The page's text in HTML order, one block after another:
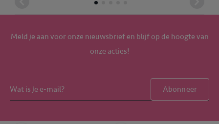
Meld je aan voor onze nieuwsbrief en blijf op de hoogte van
onze acties!
Abonneer